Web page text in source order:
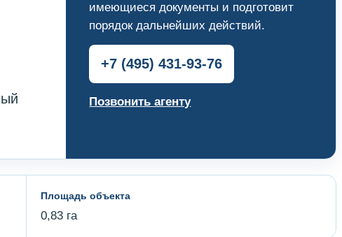
имеющиеся документы и подготовит
порядок дальнейших действий.
+7 (495) 431‑93‑76
Позвонить агенту
Площадь объекта
0,83 га